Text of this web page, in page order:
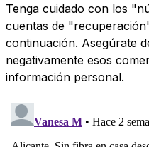
Tenga cuidado con los
cuentas de
continuación. Asegúrate
negativamente esos
información personal.